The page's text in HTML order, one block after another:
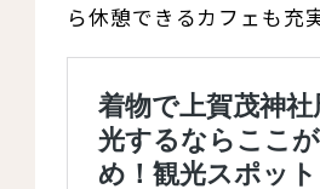
ら休憩できるカフェも充